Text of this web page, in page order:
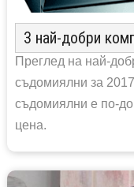
3 най-добри
Преглед на най-
съдомиялни за
съдомиялни е по-
цена.